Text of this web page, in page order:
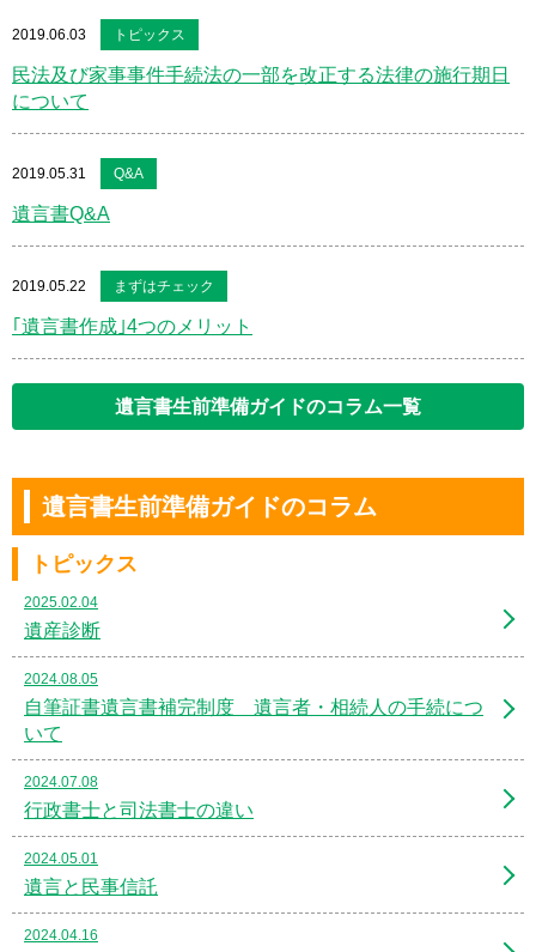
2019.06.03 トピックス
民法及び家事事件手続法の一部を改正する法律の施行期日
について
2019.05.31 Q&A
遺言書Q&A
2019.05.22 まずはチェック
｢遺言書作成｣4つのメリット
遺言書生前準備ガイドのコラム一覧
遺言書生前準備ガイドのコラム
トピックス
2025.02.04
遺産診断
2024.08.05
自筆証書遺言書補完制度 遺言者・相続人の手続につ
いて
2024.07.08
行政書士と司法書士の違い
2024.05.01
遺言と民事信託
2024.04.16